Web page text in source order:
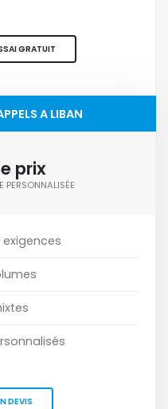
GRATUIT
A LIBAN
prix
PERSONNALISÉE
DEVIS